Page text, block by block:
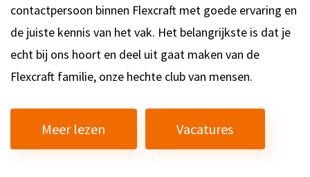
contactpersoon binnen Flexcraft met goede ervaring en
de juiste kennis van het vak. Het belangrijkste is dat je
echt bij ons hoort en deel uit gaat maken van de
Flexcraft familie, onze hechte club van mensen.
Meer lezen Vacatures